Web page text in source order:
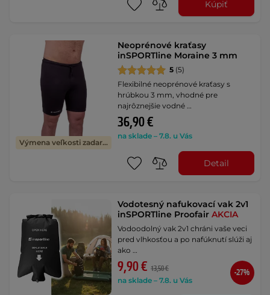
Kúpiť
Výmena veľkosti zadarmo
Neoprénové kraťasy
inSPORTline Moraine 3 mm
5 (5)
Flexibilné neoprénové kraťasy s
hrúbkou 3 mm, vhodné pre
najrôznejšie vodné …
36,90 €
na sklade – 7.8. u Vás
Detail
Vodotesný nafukovací vak 2v1
inSPORTline ProofairAKCIA
Vodoodolný vak 2v1 chráni vaše veci
pred vlhkosťou a po nafúknutí slúži aj
ako …
9,90 € 13,50 €
na sklade – 7.8. u Vás
-27%